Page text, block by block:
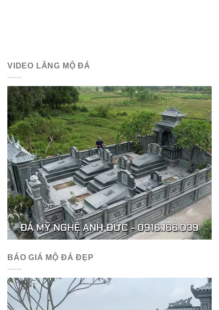
VIDEO LĂNG MỘ ĐÁ
BÁO GIÁ MỘ ĐÁ ĐẸP